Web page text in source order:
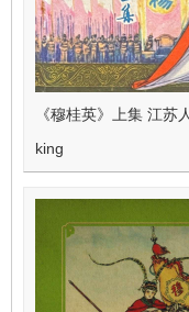
《穆桂英》上集 江苏
king